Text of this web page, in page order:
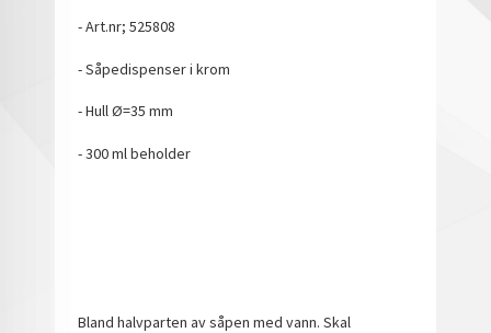
- Art.nr; 525808
- Såpedispenser i krom
- Hull Ø=35 mm
- 300 ml beholder
Bland halvparten av såpen med vann. Skal